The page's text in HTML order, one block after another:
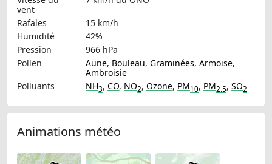
vent
Rafales
15 km/h
Humidité
42%
Pression
966 hPa
Pollen
Aune, Bouleau, Graminées, Armoise,
Ambroisie
Polluants
NH3, CO, NO2, Ozone, PM10, PM2.5, SO2
Animations météo